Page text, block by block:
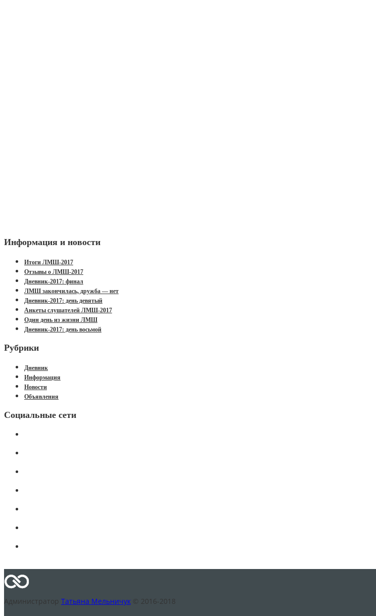
Информация и новости
Итоги ЛМШ-2017
Отзывы о ЛМШ-2017
Дневник-2017: финал
ЛМШ закончилась, дружба — нет
Дневник-2017: день девятый
Анкеты слушателей ЛМШ-2017
Один день из жизни ЛМШ
Дневник-2017: день восьмой
Рубрики
Дневник
Информация
Новости
Объявления
Социальные сети
Администратор Татьяна Мельничук © 2016-2018